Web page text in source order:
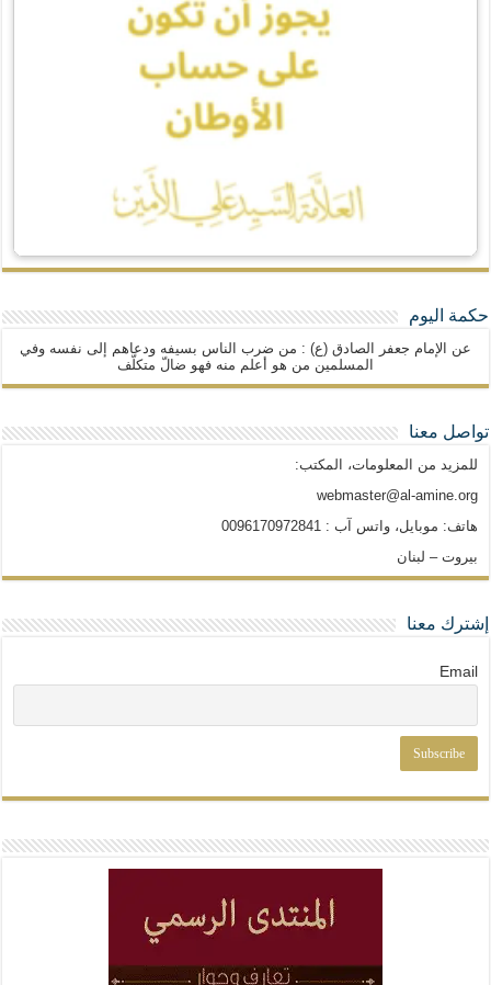
حكمة اليوم
عن الإمام جعفر الصادق (ع) : من ضرب الناس بسيفه ودعاهم إلى نفسه وفي
المسلمين من هو أعلم منه فهو ضالّ متكلّف
تواصل معنا
للمزيد من المعلومات، المكتب:
webmaster@al-amine.org
هاتف: موبايل، واتس آب : 0096170972841
بيروت – لبنان
إشترك معنا
Email